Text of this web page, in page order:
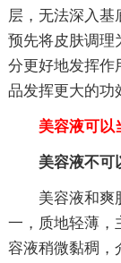
层，无法深入基
预先将皮肤调理
分更好地发挥作
品发挥更大的功
美容液可以
美容液不可
美容液和爽
一，质地轻薄，
容液稍微黏稠，